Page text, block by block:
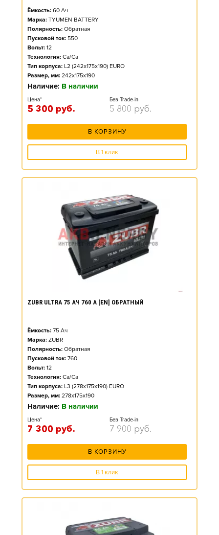
Ёмкость: 60 Ач
Марка: TYUMEN BATTERY
Полярность: Обратная
Пусковой ток: 550
Вольт: 12
Технология: Ca/Ca
Тип корпуса: L2 (242x175x190) EURO
Размер, мм: 242x175x190
Наличие: В наличии
Цена*
5 300 руб.
Без Trade-in
5 800 руб.
В КОРЗИНУ
В 1 клик
ZUBR ULTRA 75 АЧ 760 А [EN] ОБРАТНЫЙ
Ёмкость: 75 Ач
Марка: ZUBR
Полярность: Обратная
Пусковой ток: 760
Вольт: 12
Технология: Ca/Ca
Тип корпуса: L3 (278x175x190) EURO
Размер, мм: 278x175x190
Наличие: В наличии
Цена*
7 300 руб.
Без Trade-in
7 900 руб.
В КОРЗИНУ
В 1 клик